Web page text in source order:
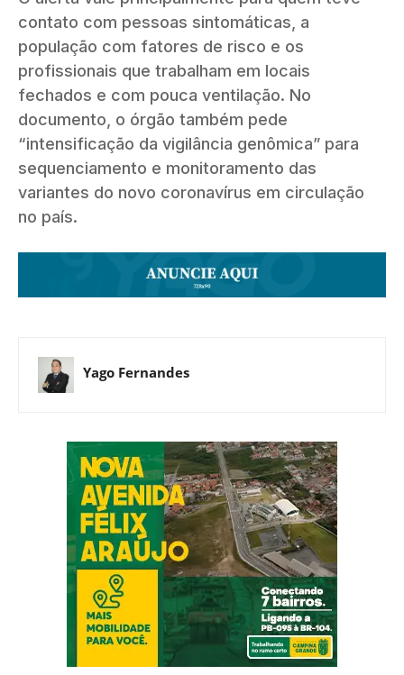
contato com pessoas sintomáticas, a
população com fatores de risco e os
profissionais que trabalham em locais
fechados e com pouca ventilação. No
documento, o órgão também pede
“intensificação da vigilância genômica” para
sequenciamento e monitoramento das
variantes do novo coronavírus em circulação
no país.
Yago Fernandes